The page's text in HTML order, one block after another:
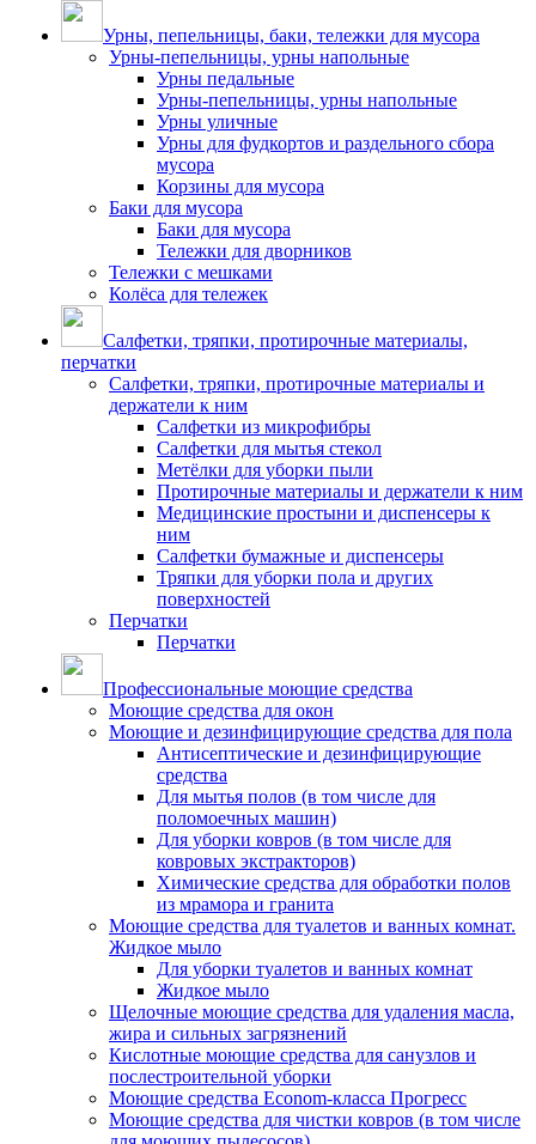
Урны, пепельницы, баки, тележки для мусора
Урны-пепельницы, урны напольные
Урны педальные
Урны-пепельницы, урны напольные
Урны уличные
Урны для фудкортов и раздельного сбора
мусора
Корзины для мусора
Баки для мусора
Баки для мусора
Тележки для дворников
Тележки с мешками
Колёса для тележек
Салфетки, тряпки, протирочные материалы,
перчатки
Салфетки, тряпки, протирочные материалы и
держатели к ним
Салфетки из микрофибры
Салфетки для мытья стекол
Метёлки для уборки пыли
Протирочные материалы и держатели к ним
Медицинские простыни и диспенсеры к
ним
Салфетки бумажные и диспенсеры
Тряпки для уборки пола и других
поверхностей
Перчатки
Перчатки
Профессиональные моющие средства
Моющие средства для окон
Моющие и дезинфицирующие средства для пола
Антисептические и дезинфицирующие
средства
Для мытья полов (в том числе для
поломоечных машин)
Для уборки ковров (в том числе для
ковровых экстракторов)
Химические средства для обработки полов
из мрамора и гранита
Моющие средства для туалетов и ванных комнат.
Жидкое мыло
Для уборки туалетов и ванных комнат
Жидкое мыло
Щелочные моющие средства для удаления масла,
жира и сильных загрязнений
Кислотные моющие средства для санузлов и
послестроительной уборки
Моющие средства Econom-класса Прогресс
Моющие средства для чистки ковров (в том числе